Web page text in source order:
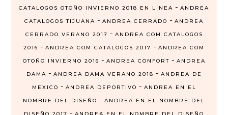
CATALOGOS OTOÑO INVIERNO 2018 EN LINEA - ANDREA
CATALOGOS TIJUANA - ANDREA CERRADO - ANDREA
CERRADO VERANO 2017 - ANDREA COM CATALOGOS
2016 - ANDREA COM CATALOGOS 2017 - ANDREA COM
OTOÑO INVIERNO 2016 - ANDREA CONFORT - ANDREA
DAMA - ANDREA DAMA VERANO 2018 - ANDREA DE
MEXICO - ANDREA DEPORTIVO - ANDREA EN EL
NOMBRE DEL DISEÑO - ANDREA EN EL NOMBRE DEL
DISEÑO 2017 - ANDREA EN EL NOMBRE DEL DISEÑO